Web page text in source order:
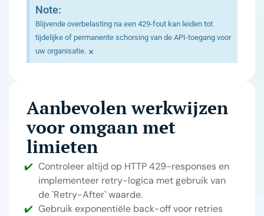
Note:
Blijvende overbelasting na een 429-fout kan leiden tot
tijdelijke of permanente schorsing van de API-toegang voor
uw organisatie. ×
Aanbevolen werkwijzen
voor omgaan met
limieten
Controleer altijd op HTTP 429-responses en
implementeer retry-logica met gebruik van
de `Retry-After` waarde.
Gebruik exponentiële back-off voor retries